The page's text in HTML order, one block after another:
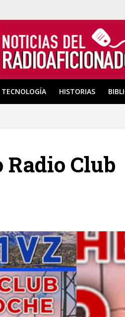
TECNOLOGÍA HISTORIAS
Radio Club